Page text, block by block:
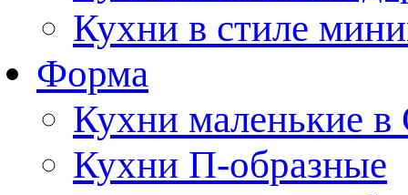
Кухни в стиле
Форма
Кухни маленькие в
Кухни П-образные